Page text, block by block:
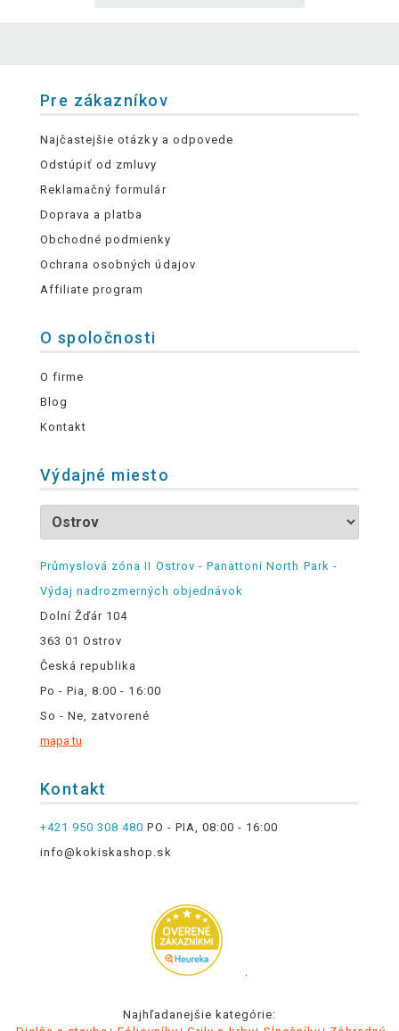
Pre zákazníkov
Najčastejšie otázky a odpovede
Odstúpiť od zmluvy
Reklamačný formulár
Doprava a platba
Obchodné podmienky
Ochrana osobných údajov
Affiliate program
O spoločnosti
O firme
Blog
Kontakt
Výdajné miesto
Průmyslová zóna II Ostrov - Panattoni North Park -
Výdaj nadrozmerných objednávok
Dolní Žďár 104
363 01 Ostrov
Česká republika
Po - Pia, 8:00 - 16:00
So - Ne, zatvorené
mapa tu
Kontakt
+421 950 308 480 PO - PIA, 08:00 - 16:00
info@kokiskashop.sk
.
Najhľadanejšie kategórie: